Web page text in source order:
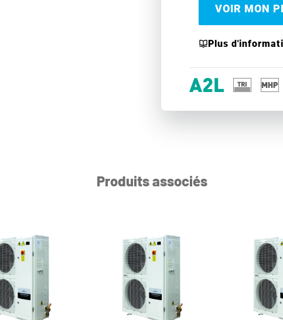
VOIR MON
Plus
Produits associés